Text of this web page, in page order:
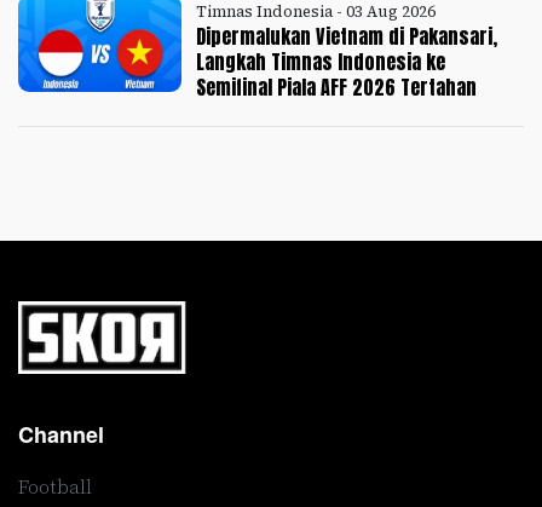
Timnas Indonesia - 03 Aug 2026
Dipermalukan Vietnam di Pakansari,
Langkah Timnas Indonesia ke
Semifinal Piala AFF 2026 Tertahan
Channel
Football